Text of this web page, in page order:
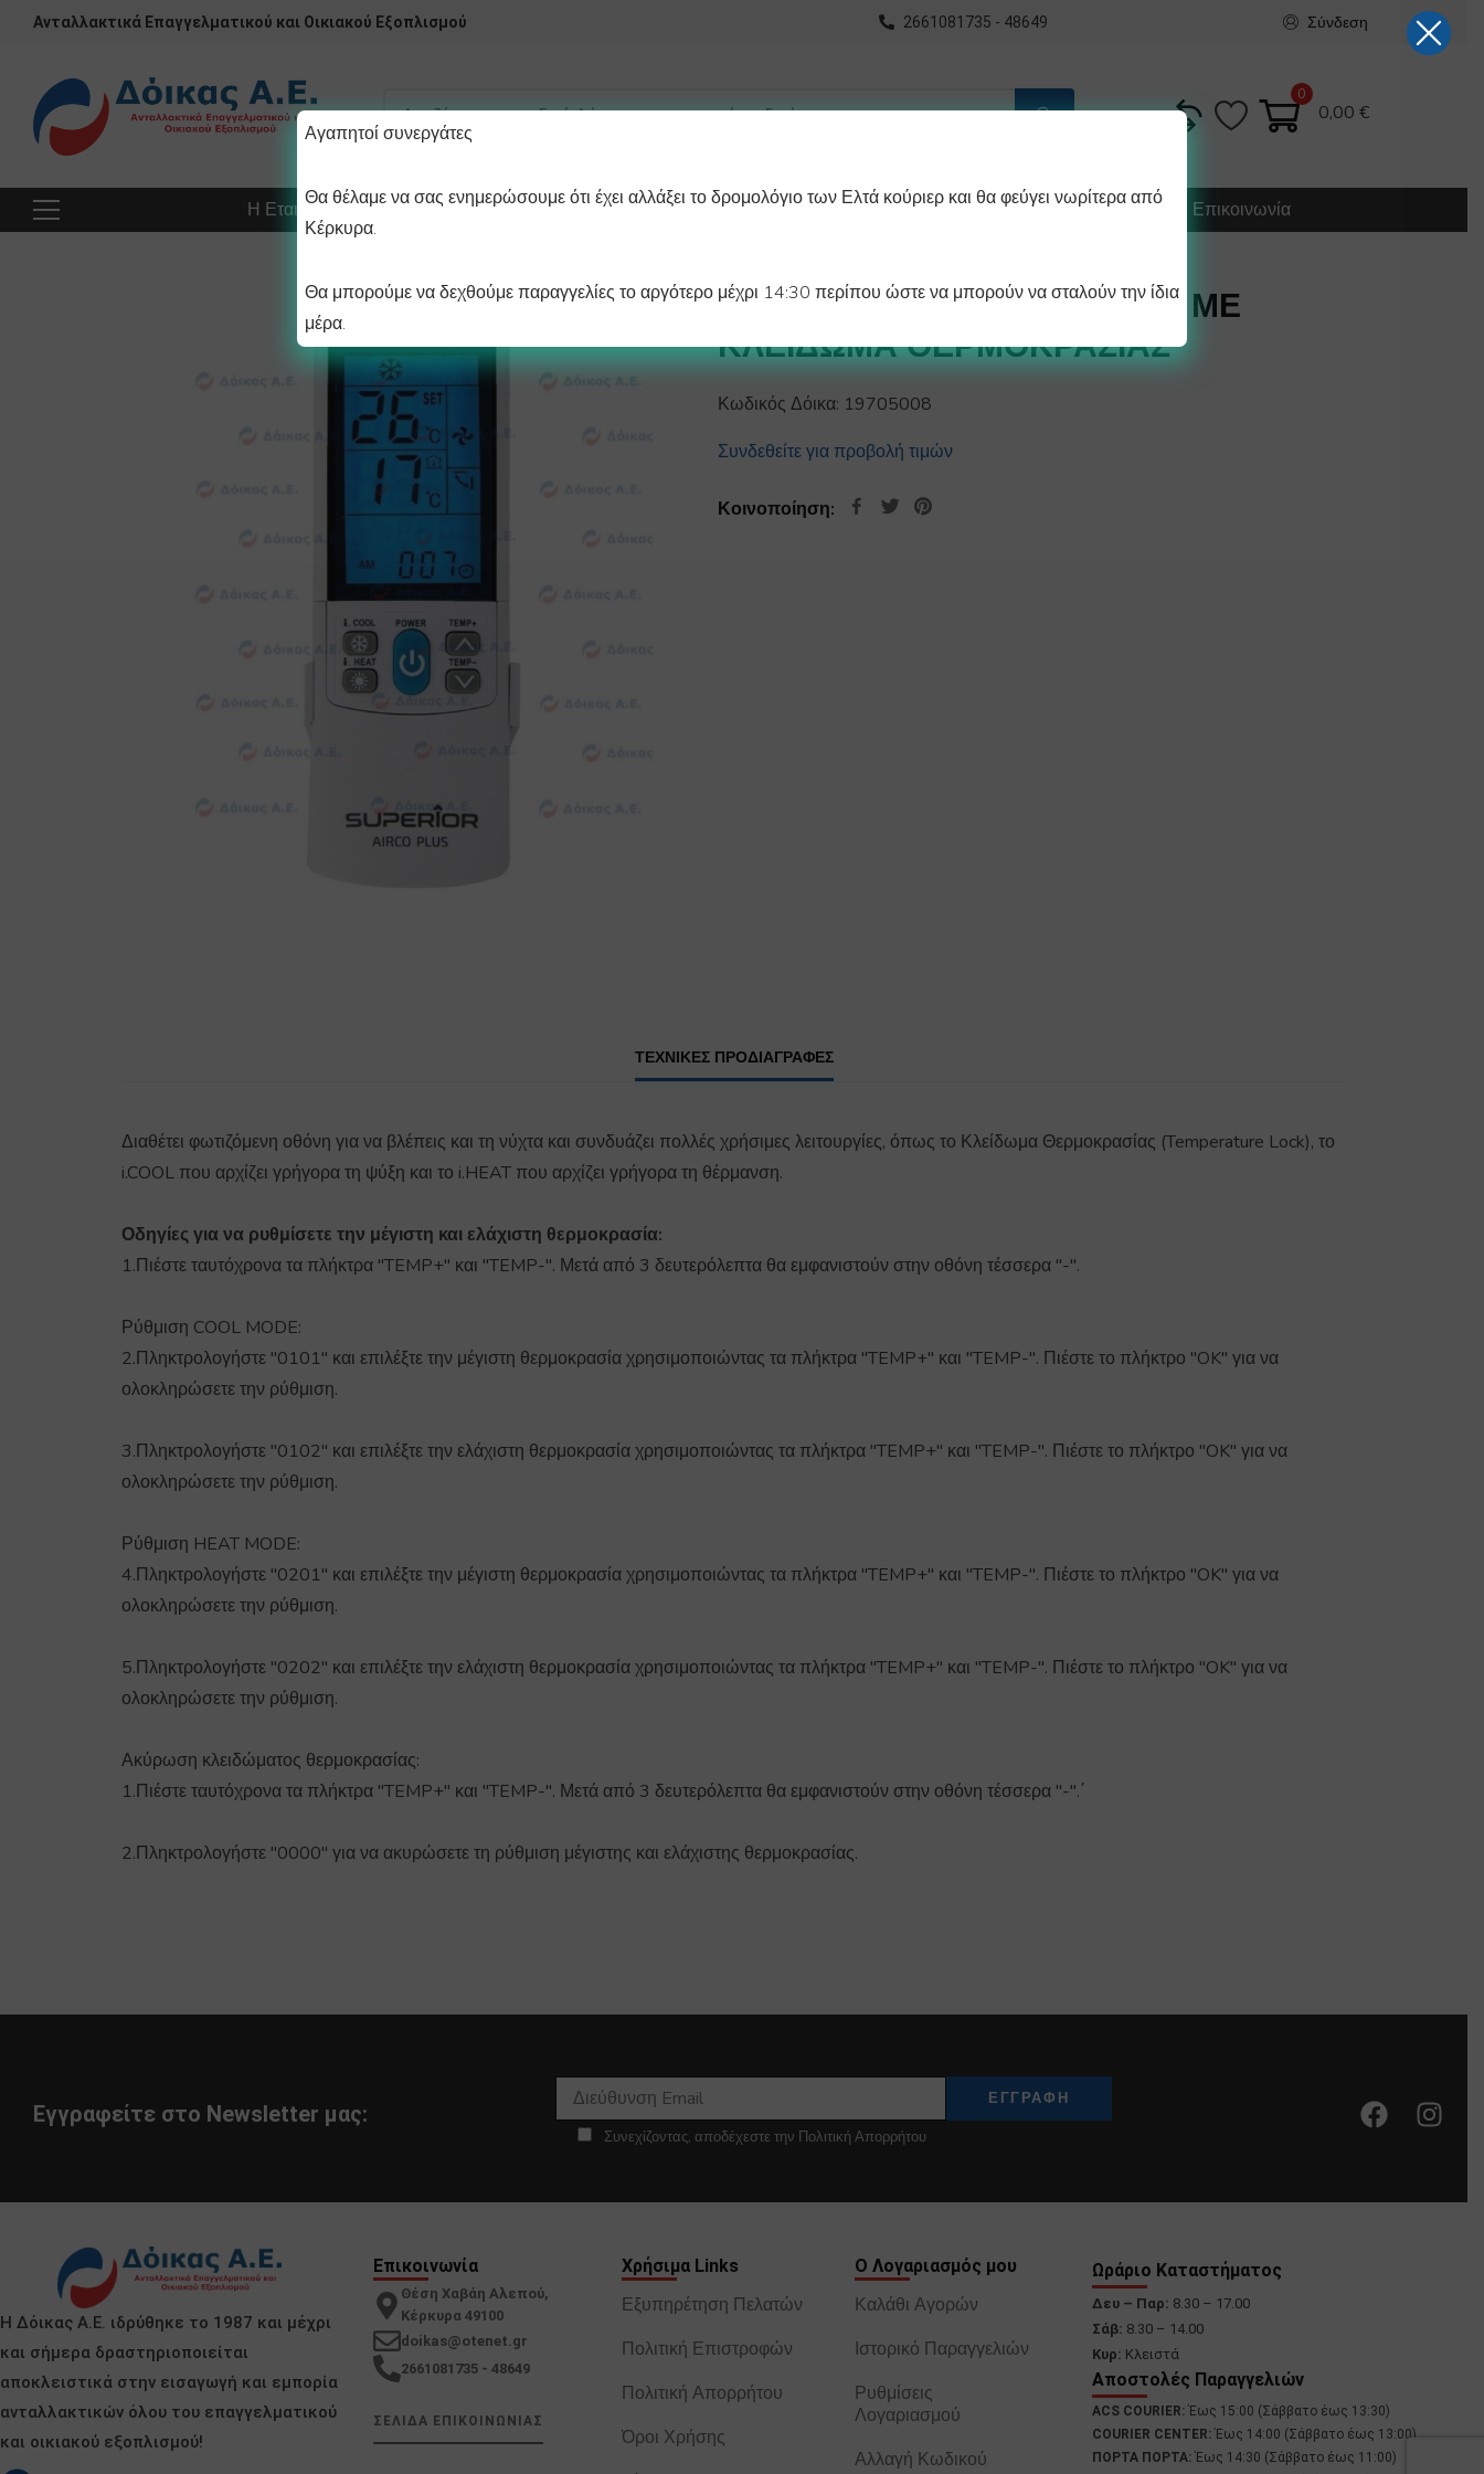
Ανταλλακτικά Επαγγελματικού και Οικιακού Εξοπλισμού 2661081735 - 48649 Σύνδεση
0
0,00€
Η Εταιρεία Προϊόντα Προχωρημένη Αναζήτηση Διαγράμματα Λάστιχα Ψυγείου Κατασκευή Οδηγίες Επικοινωνία
ΧΕΙΡΙΣΤΗΡΙΟ ΚΛΙΜΑΤΙΣΤΙΚΟΥ ΜΕ
ΚΛΕΙΔΩΜΑ ΘΕΡΜΟΚΡΑΣΙΑΣ
Κωδικός Δόικα: 19705008
Συνδεθείτε για προβολή τιμών
Κοινοποίηση:
ΤΕΧΝΙΚΕΣ ΠΡΟΔΙΑΓΡΑΦΕΣ
Διαθέτει φωτιζόμενη οθόνη για να βλέπεις και τη νύχτα και συνδυάζει πολλές χρήσιμες λειτουργίες, όπως το Κλείδωμα Θερμοκρασίας (Temperature Lock), το
i.COOL που αρχίζει γρήγορα τη ψύξη και το i.HEAT που αρχίζει γρήγορα τη θέρμανση.
Οδηγίες για να ρυθμίσετε την μέγιστη και ελάχιστη θερμοκρασία:
1.Πιέστε ταυτόχρονα τα πλήκτρα "TEMP+" και "TEMP-". Μετά από 3 δευτερόλεπτα θα εμφανιστούν στην οθόνη τέσσερα "-".
Ρύθμιση COOL MODE:
2.Πληκτρολογήστε "0101" και επιλέξτε την μέγιστη θερμοκρασία χρησιμοποιώντας τα πλήκτρα "TEMP+" και "TEMP-". Πιέστε το πλήκτρο "OK" για να
ολοκληρώσετε την ρύθμιση.
3.Πληκτρολογήστε "0102" και επιλέξτε την ελάχιστη θερμοκρασία χρησιμοποιώντας τα πλήκτρα "TEMP+" και "TEMP-". Πιέστε το πλήκτρο "OK" για να
ολοκληρώσετε την ρύθμιση.
Ρύθμιση HEAT MODE:
4.Πληκτρολογήστε "0201" και επιλέξτε την μέγιστη θερμοκρασία χρησιμοποιώντας τα πλήκτρα "TEMP+" και "TEMP-". Πιέστε το πλήκτρο "OK" για να
ολοκληρώσετε την ρύθμιση.
5.Πληκτρολογήστε "0202" και επιλέξτε την ελάχιστη θερμοκρασία χρησιμοποιώντας τα πλήκτρα "TEMP+" και "TEMP-". Πιέστε το πλήκτρο "OK" για να
ολοκληρώσετε την ρύθμιση.
Ακύρωση κλειδώματος θερμοκρασίας:
1.Πιέστε ταυτόχρονα τα πλήκτρα "TEMP+" και "TEMP-". Μετά από 3 δευτερόλεπτα θα εμφανιστούν στην οθόνη τέσσερα "-".΄
2.Πληκτρολογήστε "0000" για να ακυρώσετε τη ρύθμιση μέγιστης και ελάχιστης θερμοκρασίας.
Εγγραφείτε στο Newsletter μας:
Συνεχίζοντας, αποδέχεστε την Πολιτική Απορρήτου
Η Δόικας Α.Ε. ιδρύθηκε το 1987 και μέχρι
και σήμερα δραστηριοποιείται
αποκλειστικά στην εισαγωγή και εμπορία
ανταλλακτικών όλου του επαγγελματικού
και οικιακού εξοπλισμού!
Επικοινωνία
Θέση Χαβάη Αλεπού,
Κέρκυρα 49100
doikas@otenet.gr
2661081735 - 48649
ΣΕΛΙΔΑ ΕΠΙΚΟΙΝΩΝΙΑΣ
Χρήσιμα Links
Εξυπηρέτηση Πελατών
Πολιτική Επιστροφών
Πολιτική Απορρήτου
Όροι Χρήσης
Ο Λογαριασμός μου
Καλάθι Αγορών
Ιστορικό Παραγγελιών
Ρυθμίσεις
Λογαριασμού
Αλλαγή Κωδικού
Ωράριο Καταστήματος
Δευ – Παρ: 8.30 – 17.00
Σάβ: 8.30 – 14.00
Κυρ: Κλειστά
Αποστολές Παραγγελιών
ACS COURIER: Έως 15:00 (Σάββατο έως 13:30)
COURIER CENTER: Έως 14:00 (Σάββατο έως 13:00)
ΠΟΡΤΑ ΠΟΡΤΑ: Έως 14:30 (Σάββατο έως 11:00)
Αγαπητοί συνεργάτες
Θα θέλαμε να σας ενημερώσουμε ότι έχει αλλάξει το δρομολόγιο των Ελτά κούριερ και θα φεύγει νωρίτερα από
Κέρκυρα.
Θα μπορούμε να δεχθούμε παραγγελίες το αργότερο μέχρι 14:30 περίπου ώστε να μπορούν να σταλούν την ίδια
μέρα.